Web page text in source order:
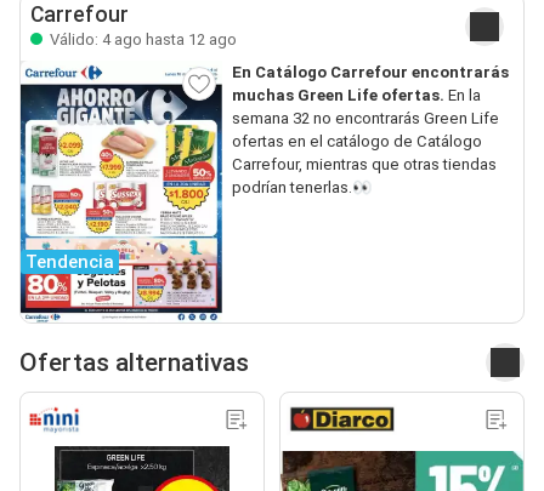
Carrefour
Válido: 4 ago hasta 12 ago
Tendencia
En Catálogo Carrefour encontrarás
muchas Green Life ofertas. En la
semana 32 no encontrarás Green Life
ofertas en el catálogo de Catálogo
Carrefour, mientras que otras tiendas
podrían tenerlas.👀
Ofertas alternativas